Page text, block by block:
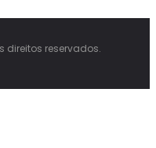
direitos reservados.